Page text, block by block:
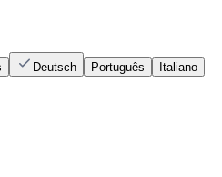
Deutsch Português
Italiano